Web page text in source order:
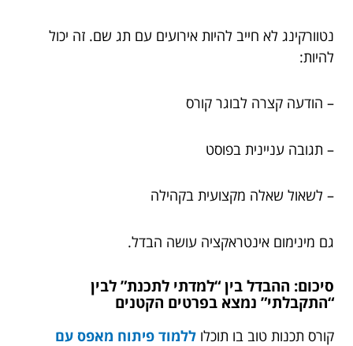
נטוורקינג לא חייב להיות אירועים עם תג שם. זה יכול
להיות:
– הודעה קצרה לבוגר קורס
– תגובה עניינית בפוסט
– לשאול שאלה מקצועית בקהילה
גם מינימום אינטראקציה עושה הבדל.
סיכום: ההבדל בין “למדתי לתכנת” לבין
“התקבלתי” נמצא בפרטים הקטנים
קורס תכנות טוב בו תוכלו ללמוד פיתוח מאפס עם